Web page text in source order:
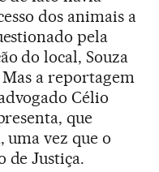
dos animais a
pela
do local, Souza
a reportagem
Célio
que
uma vez que o
de Justiça.